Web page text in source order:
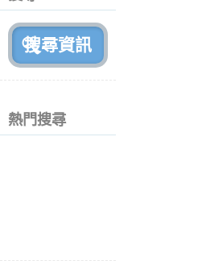
熱門搜尋